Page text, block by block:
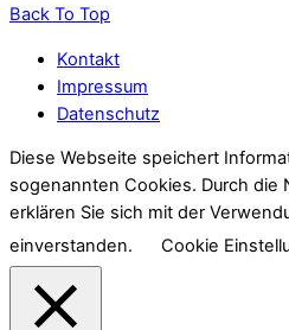
Back To Top
Kontakt
Impressum
Datenschutz
Diese Webseite speichert
sogenannten Cookies. Durch die
erklären Sie sich mit der
einverstanden.
Cookie